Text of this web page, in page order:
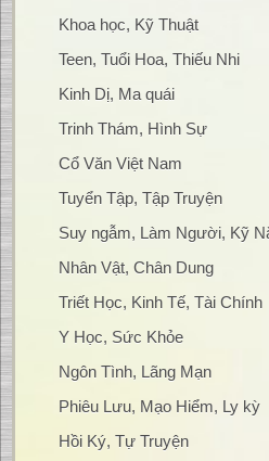
Khoa học, Kỹ Thuật
Teen, Tuổi Hoa, Thiếu Nhi
Kinh Dị, Ma quái
Trinh Thám, Hình Sự
Cổ Văn Việt Nam
Tuyển Tập, Tập Truyện
Suy ngẫm, Làm Người, Kỹ
Nhân Vật, Chân Dung
Triết Học, Kinh Tế, Tài Chính
Y Học, Sức Khỏe
Ngôn Tình, Lãng Mạn
Phiêu Lưu, Mạo Hiểm, Ly kỳ
Hồi Ký, Tự Truyện